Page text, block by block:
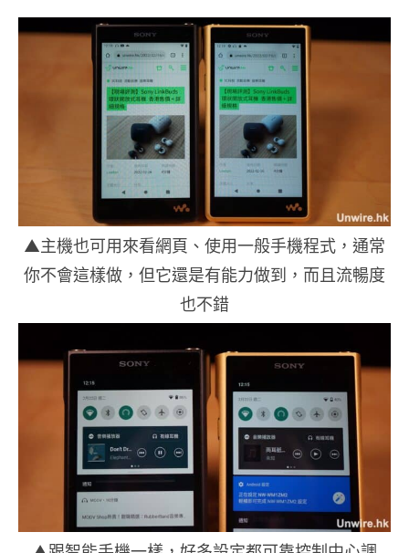
▲主機也可用來看網頁、使用一般手機程式，通常
你不會這樣做，但它還是有能力做到，而且流暢度
也不錯